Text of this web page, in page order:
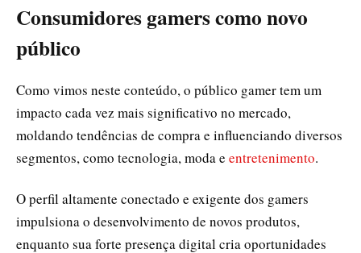
Consumidores gamers como novo
público
Como vimos neste conteúdo, o público gamer tem um
impacto cada vez mais significativo no mercado,
moldando tendências de compra e influenciando diversos
segmentos, como tecnologia, moda e entretenimento.
O perfil altamente conectado e exigente dos gamers
impulsiona o desenvolvimento de novos produtos,
enquanto sua forte presença digital cria oportunidades